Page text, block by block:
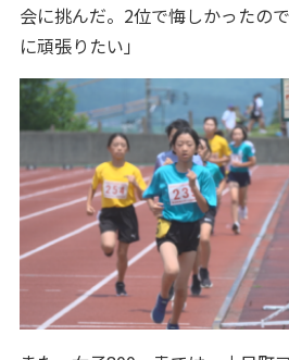
会に挑んだ。2位で悔しかったの
に頑張りたい」